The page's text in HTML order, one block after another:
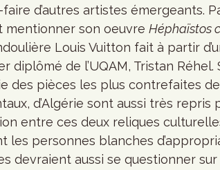
d’autres artistes émergeants.
son oeuvre Héphaïstos
Louis Vuitton fait à partir
diplômé de l’UQAM, Tristan
des pièces les plus contrefaites
d’Algérie sont aussi très
entre ces deux reliques
les personnes blanches
devraient aussi se questionner